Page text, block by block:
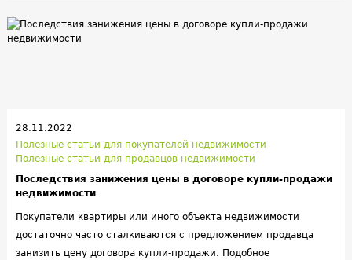
объявления.
28.11.2022
Полезные статьи для покупателей недвижимости
Полезные статьи для продавцов недвижимости
Последствия занижения цены в договоре купли-продажи
недвижимости
Покупатели квартиры или иного объекта недвижимости
достаточно часто сталкиваются с предложением продавца
занизить цену договора купли-продажи. Подобное